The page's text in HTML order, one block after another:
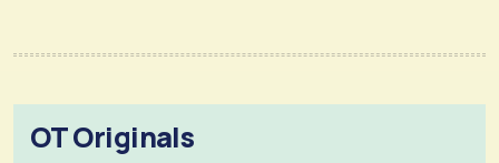
OT Originals